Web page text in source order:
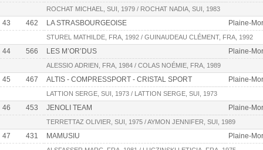
ROCHAT MICHAEL, SUI, 1979 / ROCHAT NADIA, SUI, 1983
43 462 LA STRASBOURGEOISE Plaine-
STUREL MATHILDE, FRA, 1992 / GUINAUDEAU CLÉMENT, FRA, 1992
44 566 LES M’OR’DUS Plaine-
ALESSIO ADRIEN, FRA, 1984 / COLAS NOÉMIE, FRA, 1989
45 467 ALTIS - COMPRESSPORT - CRISTAL SPORT Plaine-
LATTION SERGE, SUI, 1973 / LATTION SERGE, SUI, 1973
46 453 JENOLI TEAM Plaine-
TERRETTAZ OLIVIER, SUI, 1975 / AYMON JENNIFER, SUI, 1989
47 431 MAMUSIU Plaine-